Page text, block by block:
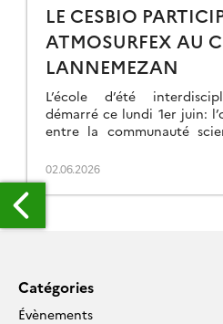
LE CESBIO
ATMOSURFEX AU
LANNEMEZAN
L’école d’été
démarré ce lundi 1er juin:
entre la communauté
atmosphèricien
atmosphérique). Pour
semaine de cours et de
02.06.2026
Catégories
Évènements